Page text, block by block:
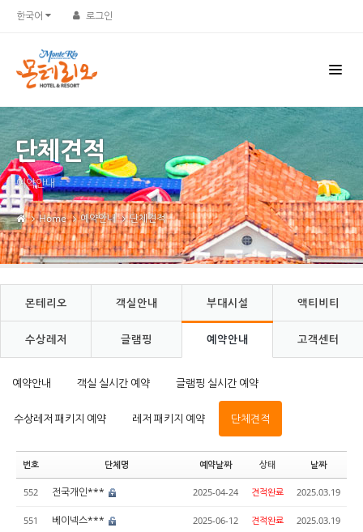
한국어 로그인
단체견적
예약안내
Home 예약안내 단체견적
몬테리오 객실안내 부대시설 액티비티
수상레저 글램핑 예약안내 고객센터
예약안내 객실 실시간 예약 글램핑 실시간 예약
수상레저 패키지 예약 레저 패키지 예약 단체견적
번호 단체명 예약날짜 상태 날짜
552 전국개인*** 2025-04-24 견적완료 2025.03.19
551 베이넥스*** 2025-06-12 견적완료 2025.03.19
Sketchbook5, 스케치북5